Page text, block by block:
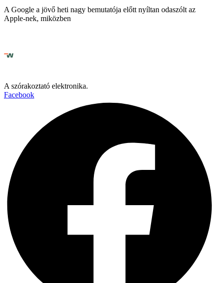
A Google a jövő heti nagy bemutatója előtt nyíltan odaszólt az
Apple-nek, miközben
A szórakoztató elektronika.
Facebook